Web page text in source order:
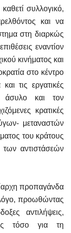
συλλογικό,
και να
στη διαρκώς
εναντίον
κινήματος και
στο κέντρο
τις εργατικές
άσυλο και τον
κρατικές
μεταναστών
του κράτους
των αντιστάσεών
προπαγάνδα
λόγο, προωθώντας
αντιλήψεις,
τόσο για τη